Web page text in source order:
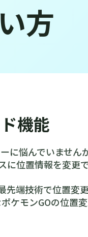
方
機能
に悩んでいませ
位置情報を変更で
端技術で位置変
ケモンGOの位置